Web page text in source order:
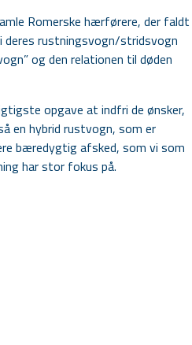
Romerske hærførere, der faldt
deres rustningsvogn/stridsvogn
og den relationen til døden
opgave at indfri de ønsker,
en hybrid rustvogn, som er
bæredygtig afsked, som vi som
har stor fokus på.